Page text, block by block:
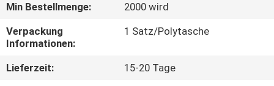
SITEMAP
PRIVACY
POLICY
Min Bestellmenge:
2000 wird
Verpackung
Informationen:
1 Satz/Polytasche
Lieferzeit:
15-20 Tage